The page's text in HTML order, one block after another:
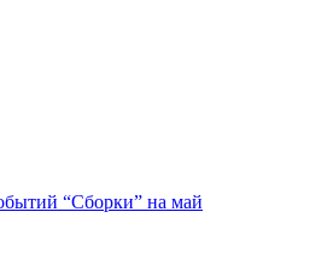
“Сборки” на май